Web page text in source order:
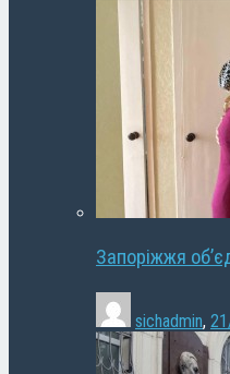
Запоріжжя
sichadmin,